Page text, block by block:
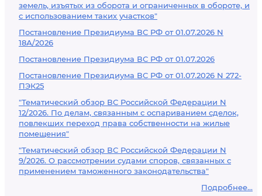
земель, изъятых из оборота и ограниченных в обороте, и
с использованием таких участков"
Постановление Президиума ВС РФ от 01.07.2026 N
18А/2026
Постановление Президиума ВС РФ от 01.07.2026
Постановление Президиума ВС РФ от 01.07.2026 N 272-
ПЭК25
"Тематический обзор ВС Российской Федерации N
12/2026. По делам, связанным с оспариванием сделок,
повлекших переход права собственности на жилые
помещения"
"Тематический обзор ВС Российской Федерации N
9/2026. О рассмотрении судами споров, связанных с
применением таможенного законодательства"
Подробнее...